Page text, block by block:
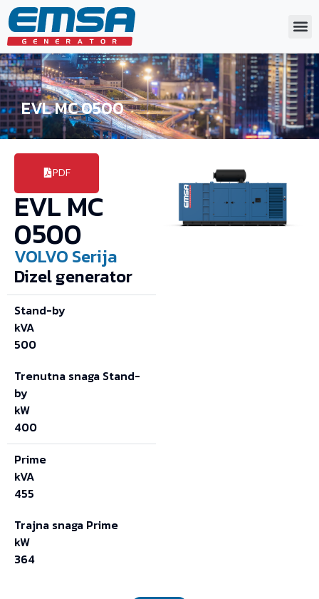
EVL MC 0500
PDF
EVL MC
0500
VOLVO Serija
Dizel generator
Stand-by
kVA
500
Trenutna snaga Stand-
by
kW
400
Prime
kVA
455
Trajna snaga Prime
kW
364